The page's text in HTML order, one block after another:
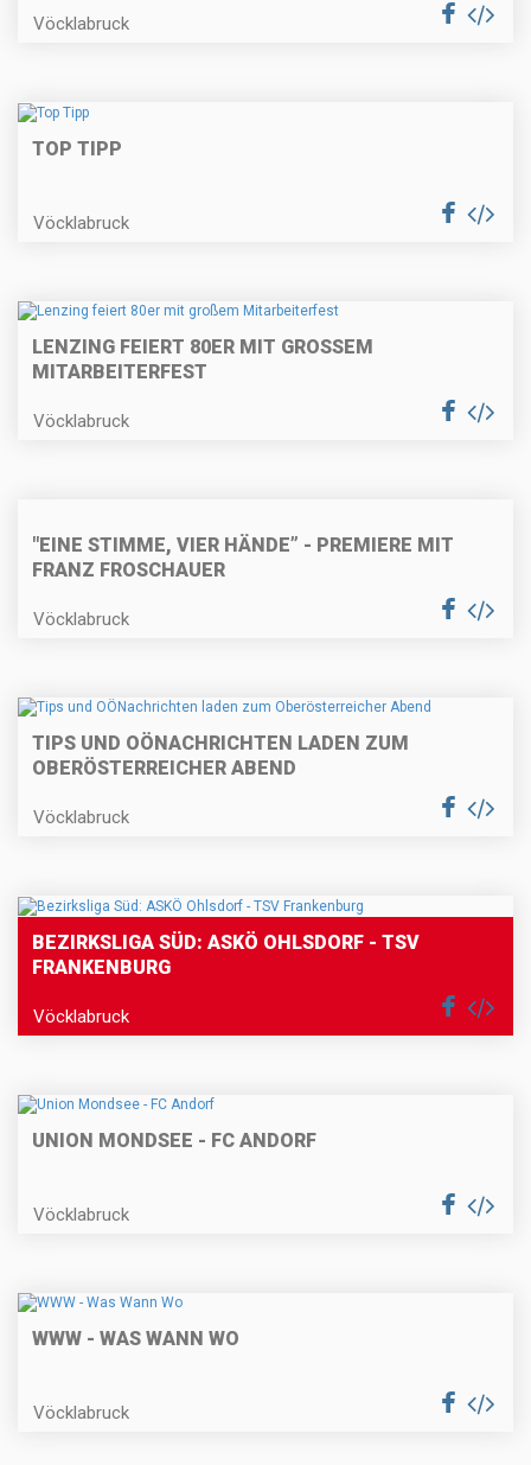
Vöcklabruck
TOP TIPP
Vöcklabruck
LENZING FEIERT 80ER MIT GROSSEM M
ITARBEITERFEST
Vöcklabruck
"EINE STIMME, VIER HÄNDE” - PREMIERE MIT
FRANZ FROSCHAUER
Vöcklabruck
TIPS UND OÖNACHRICHTEN LADEN ZUM
OBERÖSTERREICHER ABEND
Vöcklabruck
BEZIRKSLIGA SÜD: ASKÖ OHLSDORF - TSV
FRANKENBURG
Vöcklabruck
UNION MONDSEE - FC ANDORF
Vöcklabruck
WWW - WAS WANN WO
Vöcklabruck